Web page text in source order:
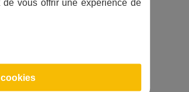
vous offrir une expérience de